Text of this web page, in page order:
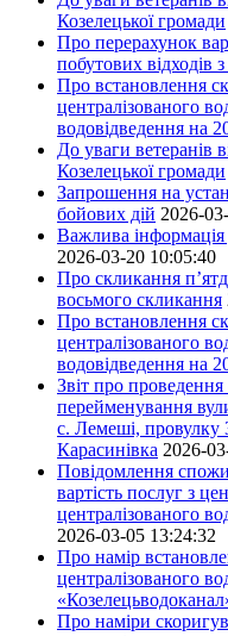
Козелецької громади
Про перерахунок
побутових відходів
Про встановлення
централізованого
водовідведення на
До уваги ветеранів
Козелецької громади
Запрошення на
бойових дій 2026-
Важлива інформація
2026-03-20 10:05:40
Про скликання
восьмого скликання
Про встановлення
централізованого
водовідведення на
Звіт про
перейменування
с. Лемеші, провулку
Карасинівка 2026-
Повідомлення
вартість послуг з
централізованого
2026-03-05 13:24:32
Про намір
централізованого
Про наміри